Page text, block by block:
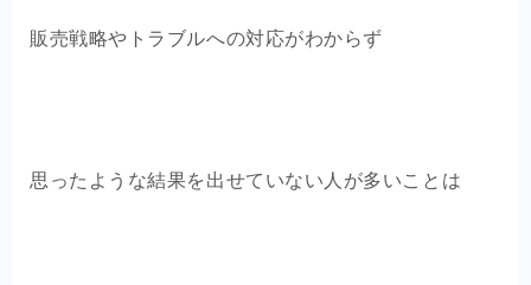
販売戦略やトラブルへの対応がわからず
思ったような結果を出せていない人が多いことは